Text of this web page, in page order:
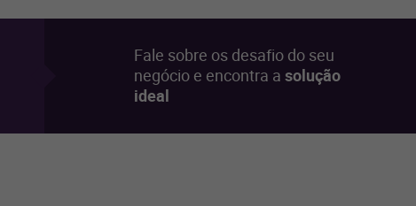
Fale sobre os desafio do seu
negócio e encontra a solução
ideal